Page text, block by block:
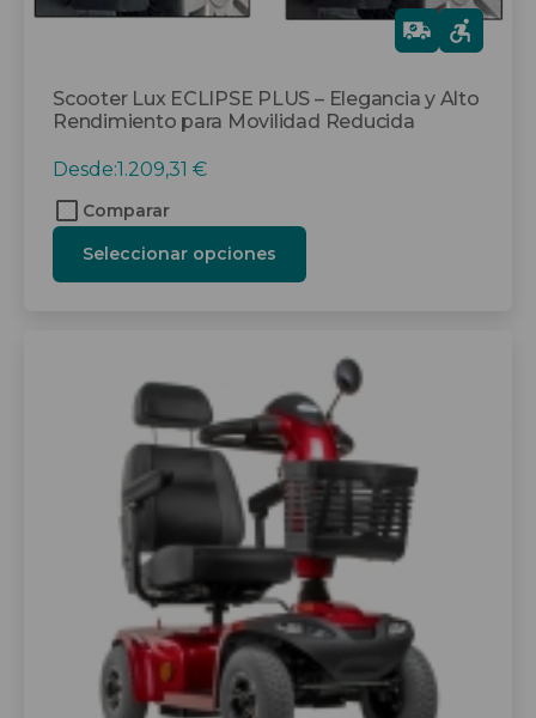
Scooter Lux ECLIPSE PLUS – Elegancia y Alto
Rendimiento para Movilidad Reducida
Gra
tis
Desde:1.209,31 €
Comparar
Seleccionar opciones
producto
producto
múltiples
variantes.
opciones